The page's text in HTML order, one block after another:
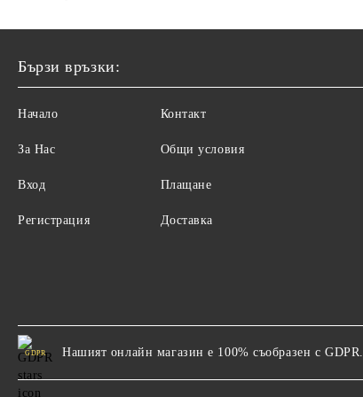
Бързи връзки:
Начало
За Нас
Вход
Регистрация
Контакт
Общи условия
Плащане
Доставка
GDPR Нашият онлайн магазин е 100% съобразен с GDPR.